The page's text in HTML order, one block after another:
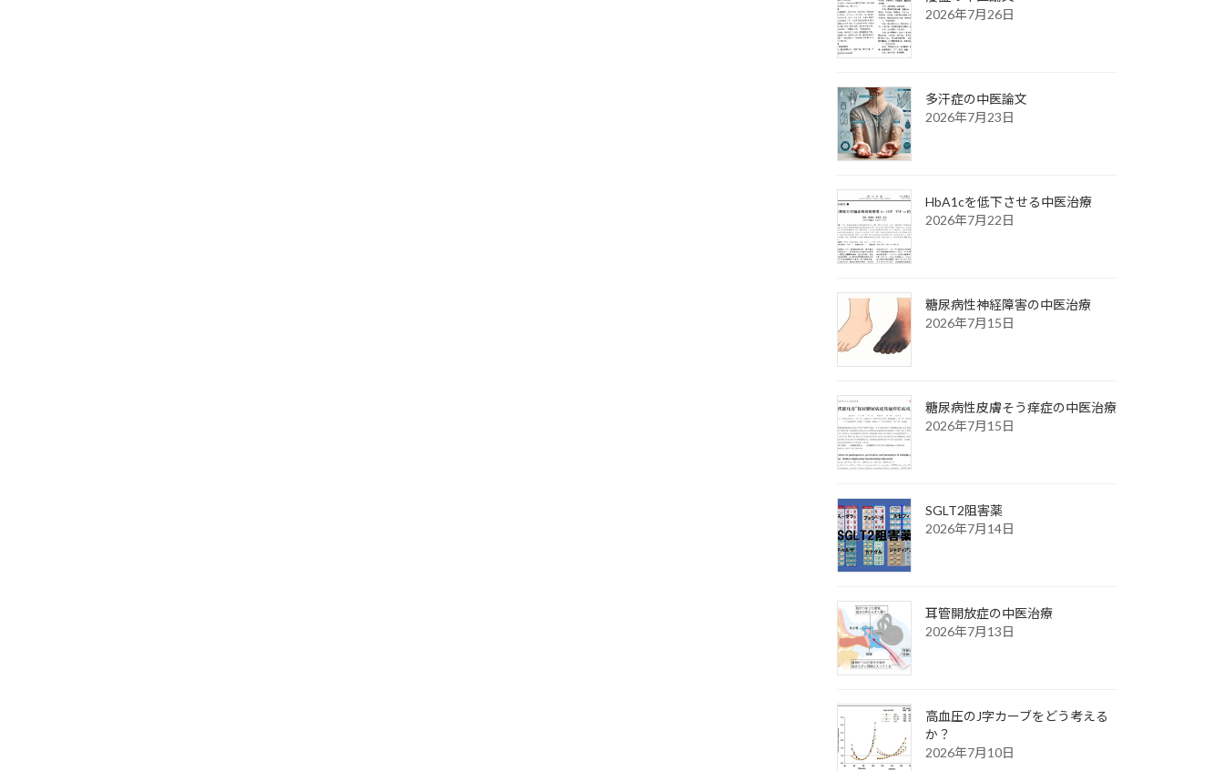
2026年7月26日
多汗症の中医論文
2026年7月23日
HbA1cを低下させる中医治療
2026年7月22日
糖尿病性神経障害の中医治療
2026年7月15日
糖尿病性皮膚そう痒症の中医治療
2026年7月15日
SGLT2阻害薬
2026年7月14日
耳管開放症の中医治療
2026年7月13日
高血圧のJ字カーブをどう考える
か？
2026年7月10日